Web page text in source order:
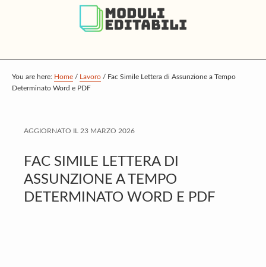
p
t
a
n
c
o
p
t
r
m
a
r
p
t
o
t
e
r
You are here: Home / Lavoro / Fac Simile Lettera di Assunzione a Tempo
Determinato Word e PDF
AGGIORNATO IL 23 MARZO 2026
FAC SIMILE LETTERA DI
ASSUNZIONE A TEMPO
DETERMINATO WORD E PDF